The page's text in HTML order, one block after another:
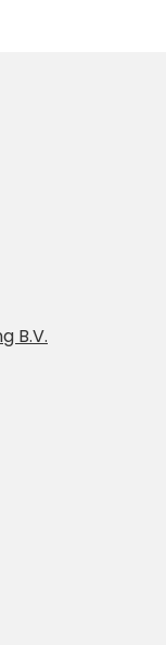
B.V.